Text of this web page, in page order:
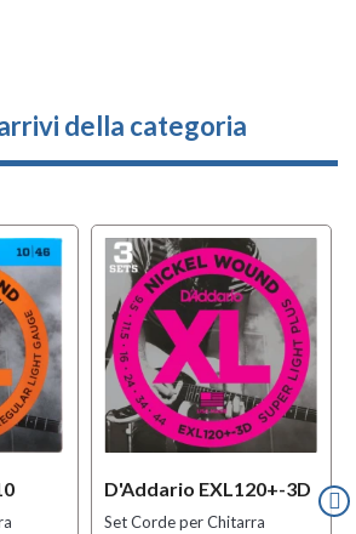
della categoria
D'Addario EXL120+-3D
Set Corde per Chitarra